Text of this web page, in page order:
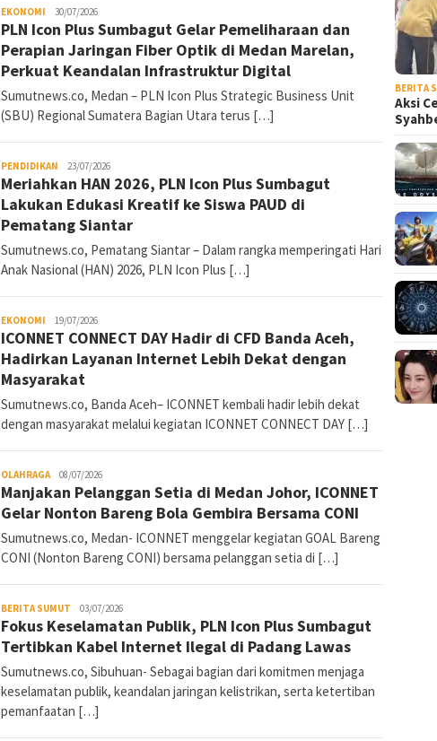
EKONOMI SumutNews
30/07/2026
PLN Icon Plus Sumbagut Gelar Pemeliharaan dan
Perapian Jaringan Fiber Optik di Medan Marelan,
Perkuat Keandalan Infrastruktur Digital
Sumutnews.co, Medan – PLN Icon Plus Strategic Business Unit
(SBU) Regional Sumatera Bagian Utara terus […]
PENDIDIKAN SumutNews
23/07/2026
Meriahkan HAN 2026, PLN Icon Plus Sumbagut
Lakukan Edukasi Kreatif ke Siswa PAUD di
Pematang Siantar
Sumutnews.co, Pematang Siantar – Dalam rangka memperingati Hari
Anak Nasional (HAN) 2026, PLN Icon Plus […]
EKONOMI SumutNews
19/07/2026
ICONNET CONNECT DAY Hadir di CFD Banda Aceh,
Hadirkan Layanan Internet Lebih Dekat dengan
Masyarakat
Sumutnews.co, Banda Aceh– ICONNET kembali hadir lebih dekat
dengan masyarakat melalui kegiatan ICONNET CONNECT DAY […]
OLAHRAGASumutNews
08/07/2026
Manjakan Pelanggan Setia di Medan Johor, ICONNET
Gelar Nonton Bareng Bola Gembira Bersama CONI
Sumutnews.co, Medan- ICONNET menggelar kegiatan GOAL Bareng
CONI (Nonton Bareng CONI) bersama pelanggan setia di […]
BERITA SUMUT SumutNews
03/07/2026
Fokus Keselamatan Publik, PLN Icon Plus Sumbagut
Tertibkan Kabel Internet Ilegal di Padang Lawas
Sumutnews.co, Sibuhuan- Sebagai bagian dari komitmen menjaga
keselamatan publik, keandalan jaringan kelistrikan, serta ketertiban
pemanfaatan […]
BERITA
Aksi